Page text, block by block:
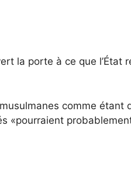
la porte à ce que l’État
comme étant
«pourraient